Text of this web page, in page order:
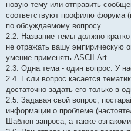
новую тему или отправить
соответствуют профилю форума
по обсуждаемому вопросу.
2.2. Название темы должно
не отражать вашу эмпирическую
умение применять ASCII-Art.
2.3. Одна тема - один вопрос. У
2.4. Если вопрос касается
достаточно задать его только в
2.5. Задавая свой вопрос,
информации о проблеме
Шаблон запроса, а также